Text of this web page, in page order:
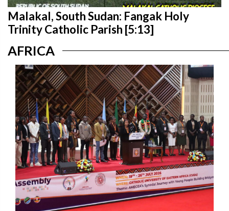
Malakal, South Sudan: Fangak Holy
Trinity Catholic Parish [5:13]
AFRICA